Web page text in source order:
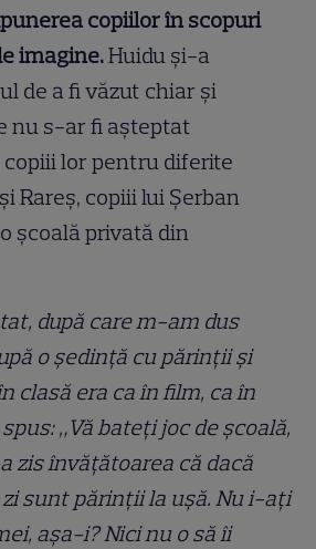
copiilor în scopuri
imagine.Huidu și-a
de a fi văzut chiar și
nu s-ar fi așteptat
lor pentru diferite
Rareș, copiii lui Șerban
școală privată din
după care m-am dus
o ședință cu părinții și
clasă era ca în film, ca în
„Vă bateți joc de școală,
zis învățătoarea că dacă
zi sunt părinții la ușă. Nu i-ați
așa-i? Nici nu o să îi